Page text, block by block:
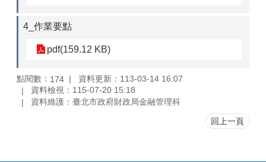
4_作業要點
pdf(159.12 KB)
點閱數： 174
資料更新：113-03-14 16:07
資料檢視：115-07-20 15:18
資料維護：臺北市政府財政局金融管理科
回上一頁